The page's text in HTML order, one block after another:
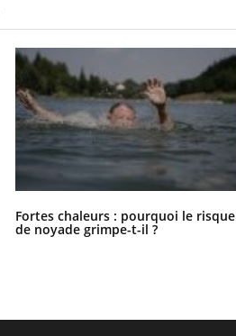
Fortes chaleurs : pourquoi le risque
de noyade grimpe-t-il ?